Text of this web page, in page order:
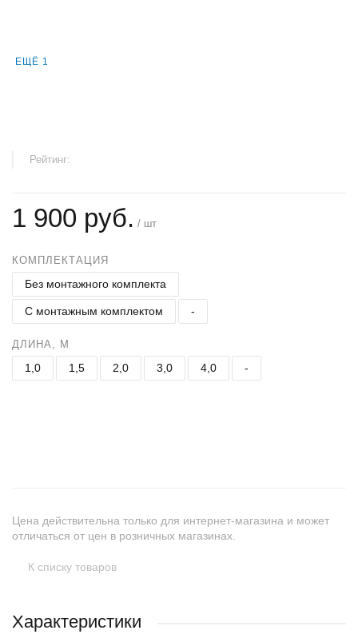
ЕЩЁ 1
Рейтинг:
1 900 руб. / шт
КОМПЛЕКТАЦИЯ
Без монтажного комплекта
С монтажным комплектом -
ДЛИНА, М
1,0 1,5 2,0 3,0 4,0 -
Цена действительна только для интернет-магазина и может
отличаться от цен в розничных магазинах.
К списку товаров
Характеристики